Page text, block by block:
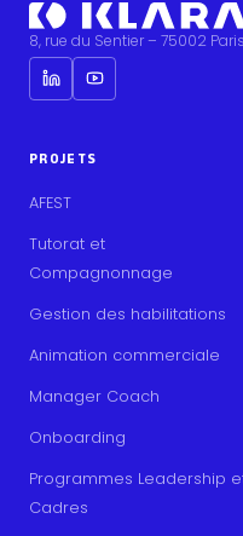
8, rue du Sentier – 75002
PROJETS
AFEST
Tutorat et
Compagnonnage
Gestion des habilitations
Animation commerciale
Manager Coach
Onboarding
Programmes Leadership
Cadres